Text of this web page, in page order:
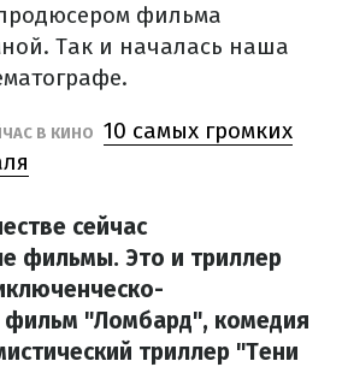
фильма
Так и началась наша
В КИНО 10 самых громких
сейчас
фильмы. Это и триллер
фильм "Ломбард", комедия
триллер "Тени